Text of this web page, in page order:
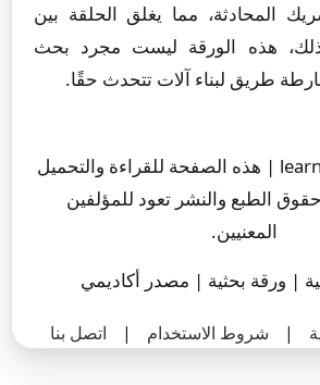
المحادثة، مما يغلق الحلقة بين
لذلك، هذه الورقة ليست مجرد بحث
طريق لبناء آلات تتحدث حقًا.
© 2025 learn-en.org | هذه الصفحة للقراءة والتحميل
الطبع والنشر تعود للمؤلفين
المعنيين.
| ورقة بحثية | مصدر أكاديمي
| شروط الاستخدام | اتصل بنا